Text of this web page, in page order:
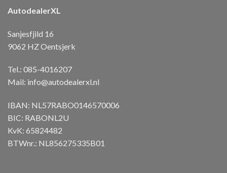
AutodealerXL
Sanjesfjild 16
9062 HZ Oentsjerk
Tel.: 085-4016207
Mail: info@autodealerxl.nl
IBAN: NL57RABO0146570006
BIC: RABONL2U
KvK: 65824482
BTWnr.: NL856275335B01